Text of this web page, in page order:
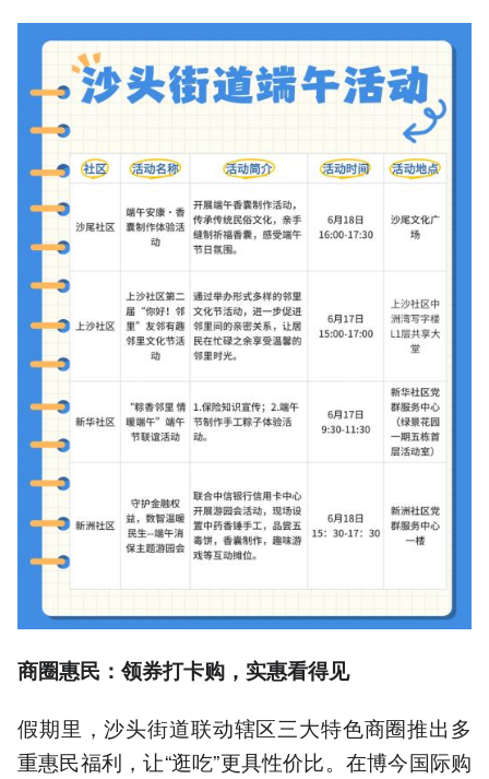
商圈惠民：领券打卡购，实惠看得见
假期里，沙头街道联动辖区三大特色商圈推出多
重惠民福利，让“逛吃”更具性价比。在博今国际购